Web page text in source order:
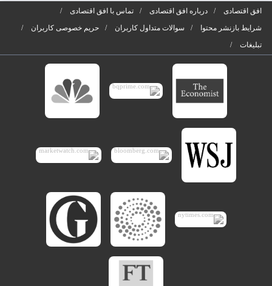
افق اقتصادی درباره افق اقتصادی
تماس با افق اقتصادی
شرایط بازنشر محتوا
سوالات متداول کاربران
حریم خصوصی کاربران
تبلیغات